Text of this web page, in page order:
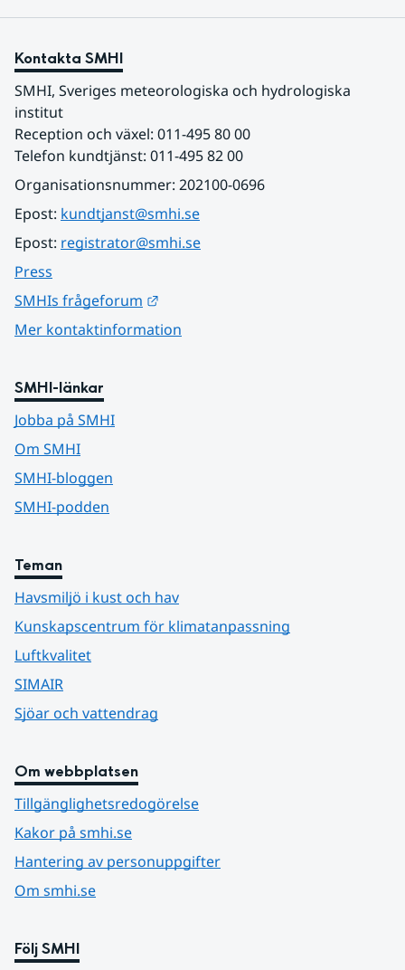
Kontakta SMHI
SMHI, Sveriges meteorologiska och hydrologiska
institut
Reception och växel: 011-495 80 00
Telefon kundtjänst: 011-495 82 00
Organisationsnummer: 202100-0696
Epost: kundtjanst@smhi.se
Epost: registrator@smhi.se
Press
SMHIs frågeforum
Mer kontaktinformation
SMHI-länkar
Jobba på SMHI
Om SMHI
SMHI-bloggen
SMHI-podden
Teman
Havsmiljö i kust och hav
Kunskapscentrum för klimatanpassning
Luftkvalitet
SIMAIR
Sjöar och vattendrag
Om webbplatsen
Tillgänglighetsredogörelse
Kakor på smhi.se
Hantering av personuppgifter
Om smhi.se
Följ SMHI